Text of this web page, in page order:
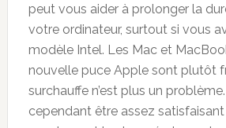
peut vous aider à prolonger la
votre ordinateur, surtout si vous
modèle Intel. Les Mac et
nouvelle puce Apple sont plutôt
surchauffe n’est plus un
cependant être assez